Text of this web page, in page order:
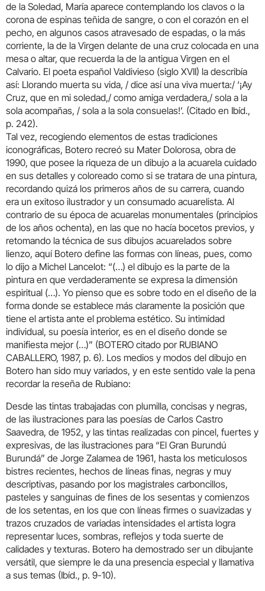
de la Soledad, María aparece contemplando los clavos o la
corona de espinas teñida de sangre, o con el corazón en el
pecho, en algunos casos atravesado de espadas, o la más
corriente, la de la Virgen delante de una cruz colocada en una
mesa o altar, que recuerda la de la antigua Virgen en el
Calvario. El poeta español Valdivieso (siglo XVII) la describía
así: Llorando muerta su vida, / dice así una viva muerta:/ ‘¡Ay
Cruz, que en mi soledad,/ como amiga verdadera,/ sola a la
sola acompañas, / sola a la sola consuelas!’. (Citado en Ibíd.,
p. 242).
Tal vez, recogiendo elementos de estas tradiciones
iconográficas, Botero recreó su Mater Dolorosa, obra de
1990, que posee la riqueza de un dibujo a la acuarela cuidado
en sus detalles y coloreado como si se tratara de una pintura,
recordando quizá los primeros años de su carrera, cuando
era un exitoso ilustrador y un consumado acuarelista. Al
contrario de su época de acuarelas monumentales (principios
de los años ochenta), en las que no hacía bocetos previos, y
retomando la técnica de sus dibujos acuarelados sobre
lienzo, aquí Botero define las formas con líneas, pues, como
lo dijo a Michel Lancelot: “(…) el dibujo es la parte de la
pintura en que verdaderamente se expresa la dimensión
espiritual (…). Yo pienso que es sobre todo en el diseño de la
forma donde se establece más claramente la posición que
tiene el artista ante el problema estético. Su intimidad
individual, su poesía interior, es en el diseño donde se
manifiesta mejor (…)” (BOTERO citado por RUBIANO
CABALLERO, 1987, p. 6). Los medios y modos del dibujo en
Botero han sido muy variados, y en este sentido vale la pena
recordar la reseña de Rubiano:
Desde las tintas trabajadas con plumilla, concisas y negras,
de las ilustraciones para las poesías de Carlos Castro
Saavedra, de 1952, y las tintas realizadas con pincel, fuertes y
expresivas, de las ilustraciones para “El Gran Burundú
Burundá” de Jorge Zalamea de 1961, hasta los meticulosos
bistres recientes, hechos de líneas finas, negras y muy
descriptivas, pasando por los magistrales carboncillos,
pasteles y sanguinas de fines de los sesentas y comienzos
de los setentas, en los que con líneas firmes o suavizadas y
trazos cruzados de variadas intensidades el artista logra
representar luces, sombras, reflejos y toda suerte de
calidades y texturas. Botero ha demostrado ser un dibujante
versátil, que siempre le da una presencia especial y llamativa
a sus temas (Ibíd., p. 9-10).